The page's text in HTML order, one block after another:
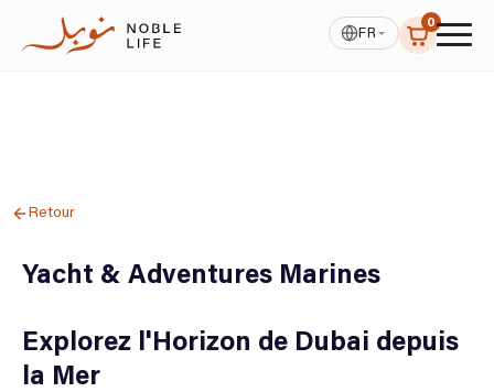
FR
0
Retour
Yacht & Adventures Marines
Explorez l'Horizon de Dubai depuis
la Mer